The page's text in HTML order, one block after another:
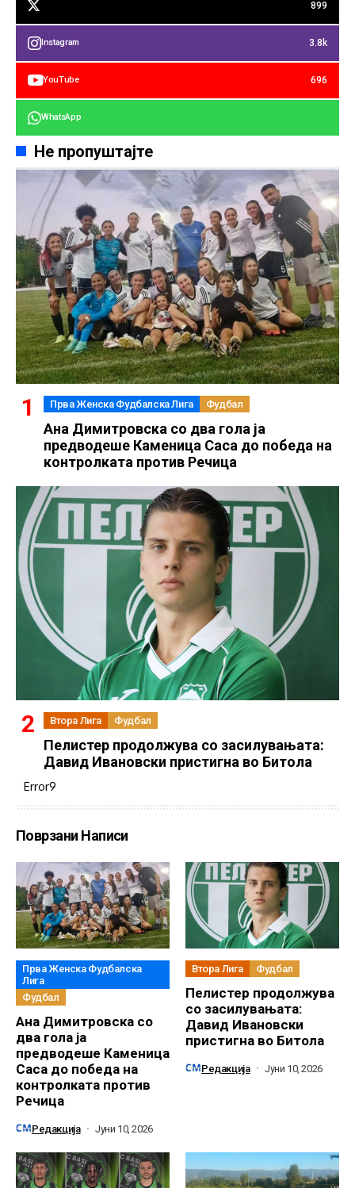
899
Instagram 3.8k
YouTube 696
WhatsApp
Не пропуштајте
Прва Женска Фудбалска Лига Фудбал
Ана Димитровска со два гола ја
предводеше Каменица Саса до победа на
контролката против Речица
Втора Лига Фудбал
Пелистер продолжува со засилувањата:
Давид Ивановски пристигна во Битола
Error9
Поврзани Написи
Прва Женска Фудбалска
Лига
Фудбал
Ана Димитровска со
два гола ја
предводеше Каменица
Саса до победа на
контролката против
Речица
Редакција Јуни 10, 2026
Втора Лига Фудбал
Пелистер продолжува
со засилувањата:
Давид Ивановски
пристигна во Битола
Редакција Јуни 10, 2026